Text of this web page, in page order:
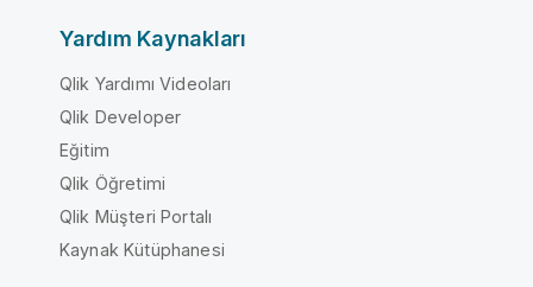
Yardım Kaynakları
Qlik Yardımı Videoları
Qlik Developer
Eğitim
Qlik Öğretimi
Qlik Müşteri Portalı
Kaynak Kütüphanesi